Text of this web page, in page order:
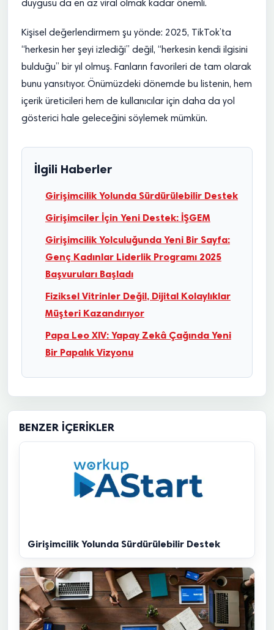
duygusu da en az viral olmak kadar önemli.
Kişisel değerlendirmem şu yönde: 2025, TikTok’ta
“herkesin her şeyi izlediği” değil, “herkesin kendi ilgisini
bulduğu” bir yıl olmuş. Fanların favorileri de tam olarak
bunu yansıtıyor. Önümüzdeki dönemde bu listenin, hem
içerik üreticileri hem de kullanıcılar için daha da yol
gösterici hale geleceğini söylemek mümkün.
İlgili Haberler
Girişimcilik Yolunda Sürdürülebilir Destek
Girişimciler İçin Yeni Destek: İŞGEM
Girişimcilik Yolculuğunda Yeni Bir Sayfa:
Genç Kadınlar Liderlik Programı 2025
Başvuruları Başladı
Fiziksel Vitrinler Değil, Dijital Kolaylıklar
Müşteri Kazandırıyor
Papa Leo XIV: Yapay Zekâ Çağında Yeni
Bir Papalık Vizyonu
BENZER İÇERIKLER
Girişimcilik Yolunda Sürdürülebilir Destek